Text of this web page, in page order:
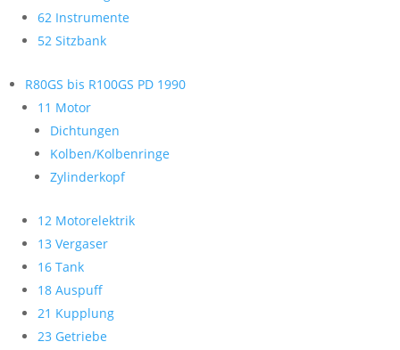
62 Instrumente
52 Sitzbank
R80GS bis R100GS PD 1990
11 Motor
Dichtungen
Kolben/Kolbenringe
Zylinderkopf
12 Motorelektrik
13 Vergaser
16 Tank
18 Auspuff
21 Kupplung
23 Getriebe